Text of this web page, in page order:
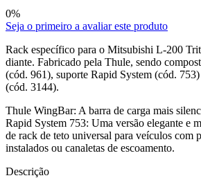
0%
Seja o primeiro a avaliar este produto
Rack específico para o Mitsubishi L-200
diante. Fabricado pela Thule, sendo
(cód. 961), suporte Rapid System (cód.
(cód. 3144).
Thule WingBar: A barra de carga mais
Rapid System 753: Uma versão elegante e
de rack de teto universal para veículos com
instalados ou canaletas de escoamento.
Descrição